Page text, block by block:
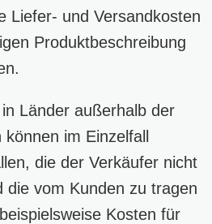
Liefer- und Versandkosten
Produktbeschreibung
Länder außerhalb der
im Einzelfall
die der Verkäufer nicht
die vom Kunden zu tragen
Kosten für